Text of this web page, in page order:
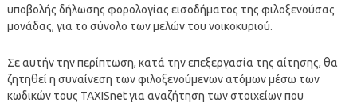
υποβολής δήλωσης φορολογίας εισοδήματος της φιλοξενούσας
μονάδας, για το σύνολο των μελών του νοικοκυριού.
Σε αυτήν την περίπτωση, κατά την επεξεργασία της αίτησης, θα
ζητηθεί η συναίνεση των φιλοξενούμενων ατόμων μέσω των
κωδικών τους TAXISnet για αναζήτηση των στοιχείων που